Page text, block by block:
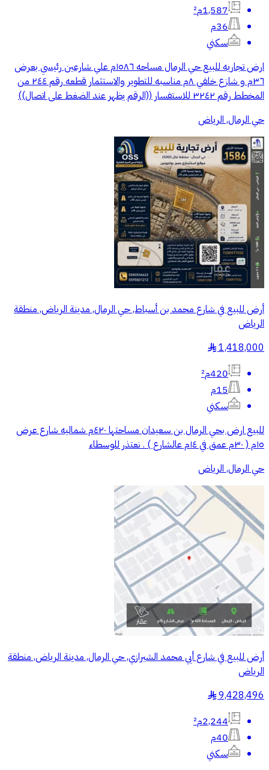
1,587م²
36م
سكني
ارض تجاريه للبيع حي الرمال مساحه ١٥٨٦م علي شارعين رئيسي بعرض
٣٦م و شازع خلفي ٨م مناسبه للتطوير والاستثمار قطعه رقم ٢٤٤ من
المخطط رقم ٣٢٤٢ للاستفسار ((الرقم يظهر عند الضغط على اتصال))
حي الرمال, الرياض
أرض للبيع في شارع محمد بن أسباط, حي الرمال, مدينة الرياض, منطقة
الرياض
1,418,000
§
420م²
15م
سكني
للبيع ارض بحي الرمال بن سعيدان مساحتها ٤٢٠م شماليه شارع عرض
١٥م ( ٣٠م عمق في ١٤م عالشارع ) . نعتذر للوسطاء
حي الرمال, الرياض
أرض للبيع في شارع أبي محمد الشيرازي, حي الرمال, مدينة الرياض, منطقة
الرياض
9,428,496
§
2,244م²
40م
سكني